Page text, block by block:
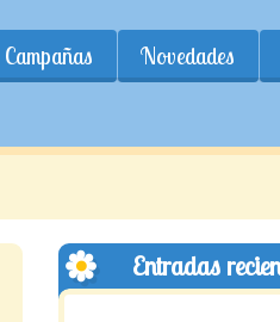
Campañas Novedades
Entradas